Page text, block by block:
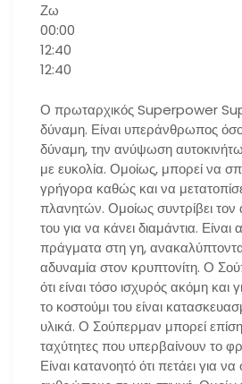
Ζω
00:00
12:40
12:40
Ο πρωταρχικός Superpower
δύναμη. Είναι υπεράνθρωπος
δύναμη, την ανύψωση
με ευκολία. Ομοίως, μπορεί να
γρήγορα καθώς και να
πλανητών. Ομοίως συντρίβει
του για να κάνει διαμάντια. Είναι
πράγματα στη γη,
αδυναμία στον κρυπτονίτη. Ο
ότι είναι τόσο ισχυρός ακόμη και
το κοστούμι του είναι
υλικά. Ο Σούπερμαν μπορεί
ταχύτητες που υπερβαίνουν το
Είναι κατανοητό ότι πετάει για